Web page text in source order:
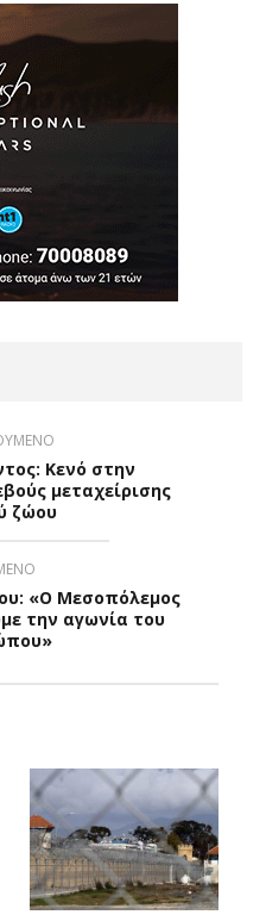
Κενό στην
μεταχείρισης
ζώου
«Ο Μεσοπόλεμος
την αγωνία του